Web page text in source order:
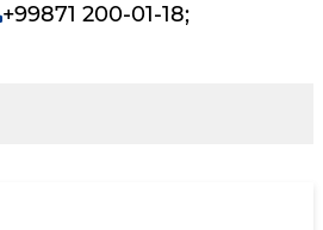
+99871 200-01-18;